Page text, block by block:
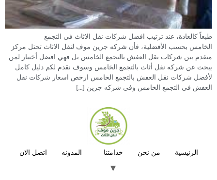
طبعاً كالعادة، عند ترتيب افضل شركات نقل الاثاث في التجمع
الخامس بحسب الأفضلية، فأن شركه جرين موف لنقل الاثاث تحتل مركز
متقدم بين شركات نقل العفش بالتجمع الخامس بل فهي افضل أختيار لمن
يبحث عن شركه نقل أثاث بالتجمع الخامس وسوف نقدم لكم دليل كامل
لأفضل شركات نقل العفش بالتجمع الخامس ارخص اسعار شركات نقل
العفش في التجمع الخامس وفي شركه جرين […]
الرئيسية من نحن خدامتنا المدونه اتصل الان